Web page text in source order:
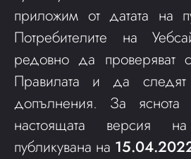
приложим от датата на
Потребителите на
редовно да проверяват
Правилата и да
допълнения. За
настоящата версия
публикувана на